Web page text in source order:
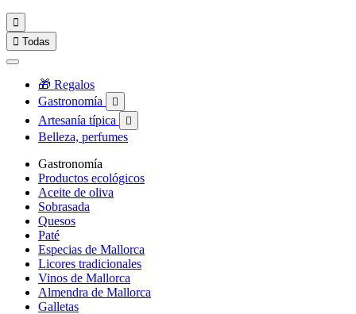

 Todas
🎁 Regalos
Gastronomía

Artesanía típica 
Belleza, perfumes
Gastronomía
Productos ecológicos
Aceite de oliva
Sobrasada
Quesos
Paté
Especias de Mallorca
Licores tradicionales
Vinos de Mallorca
Almendra de Mallorca
Galletas